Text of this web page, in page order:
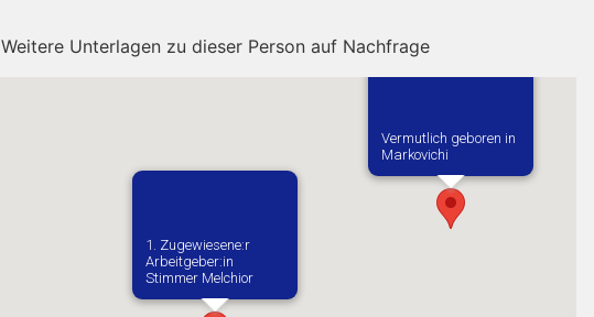
Weitere Unterlagen zu dieser Person auf Nachfrage
Vermutlich geboren in
Markovichi
1. Zugewiesene:r
Arbeitgeber:in​
Stimmer Melchior